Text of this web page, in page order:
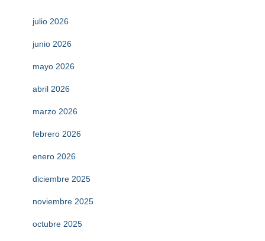
julio 2026
junio 2026
mayo 2026
abril 2026
marzo 2026
febrero 2026
enero 2026
diciembre 2025
noviembre 2025
octubre 2025